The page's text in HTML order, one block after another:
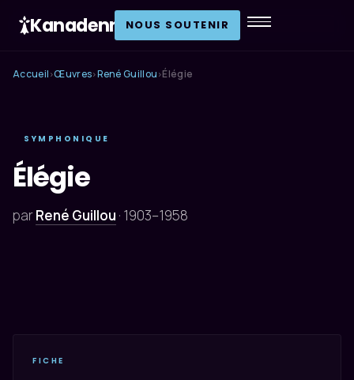
Kanadenn NOUS SOUTENIR
Accueil ›Œuvres›René Guillou ›Élégie
SYMPHONIQUE
Élégie
parRené Guillou · 1903–1958
FICHE